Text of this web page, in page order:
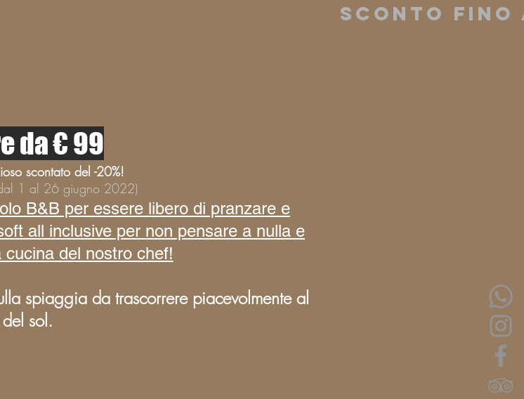
da € 99
scontato del -20%!
1 al 26 giugno 2022)
B&B per essere libero di pranzare e
all inclusive per non pensare a nulla e
del nostro chef!
spiaggia da trascorrere piacevolmente al
sol.
SCONTO